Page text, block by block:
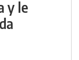
y le